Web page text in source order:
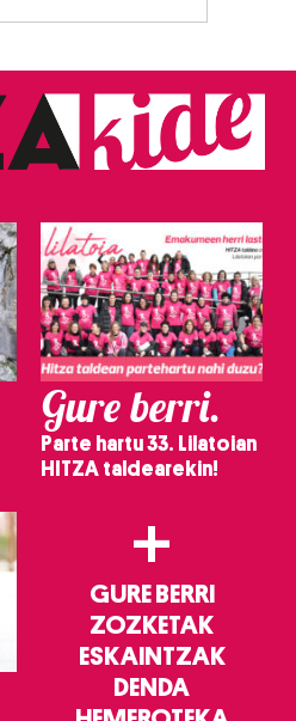
Gure berri.
Parte hartu 33. Lilatoian
HITZA taldearekin!
+
GURE BERRI
ZOZKETAK
ESKAINTZAK
DENDA